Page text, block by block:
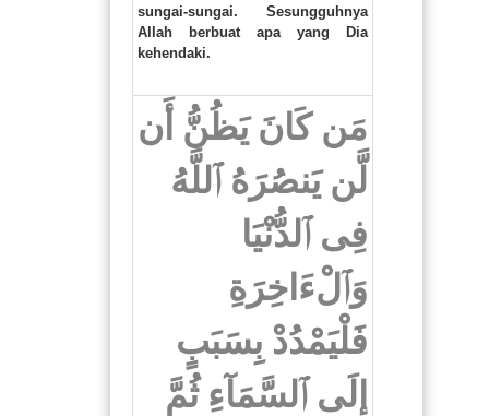
sungai-sungai. Sesungguhnya
Allah berbuat apa yang Dia
kehendaki.
مَن كَانَ يَظُنُّ أَن
لَّن يَنصُرَهُ ٱللَّهُ
فِى ٱلدُّنْيَا
وَٱلْءَاخِرَةِ
فَلْيَمْدُدْ بِسَبَبٍ
إِلَى ٱلسَّمَآءِ ثُمَّ